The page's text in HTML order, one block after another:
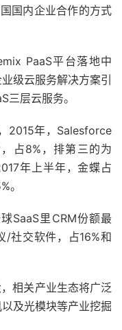
国内企业合作的方式
PaaS平台落地中
级云服务解决方案引
三层云服务。
2015年，Salesforce
占8%，排第三的为
年上半年，金蝶占
。
SaaS里CRM份额最
/社交软件，占16%和
相关产业生态将广泛
及光模块等产业挖掘